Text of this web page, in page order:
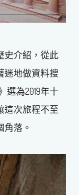
史介紹，從此
迷地做資料搜
選為2019年十
這次旅程不至
落。